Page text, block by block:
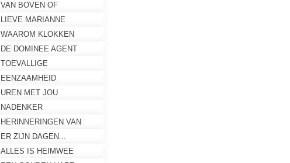
EENZAAMHEID
VAN BOVEN OF
ONDERAF?
LIEVE MARIANNE
WAAROM KLOKKEN
STILSTAAN
DE DOMINEE AGENT
TOEVALLIGE
ONTMOETING
EENZAAMHEID
UREN MET JOU
NADENKER
HERINNERINGEN VAN
MAAIKE
ER ZIJN DAGEN...
ALLES IS HEIMWEE